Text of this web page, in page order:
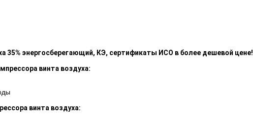
35% энергосберегающий, КЭ, сертификаты ИСО в более дешевой цене!
винта воздуха:
винта воздуха: